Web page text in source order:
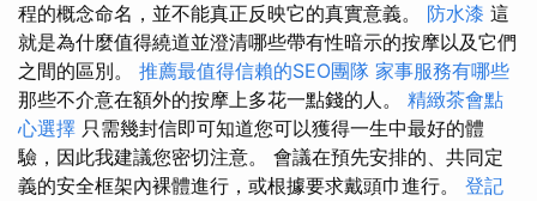
程的概念命名，並不能真正反映它的真實意義。 防水漆 這
就是為什麼值得繞道並澄清哪些帶有性暗示的按摩以及它們
之間的區別。 推薦最值得信賴的SEO團隊 家事服務有哪些
那些不介意在額外的按摩上多花一點錢的人。 精緻茶會點
心選擇 只需幾封信即可知道您可以獲得一生中最好的體
驗，因此我建議您密切注意。 會議在預先安排的、共同定
義的安全框架內裸體進行，或根據要求戴頭巾進行。 登記